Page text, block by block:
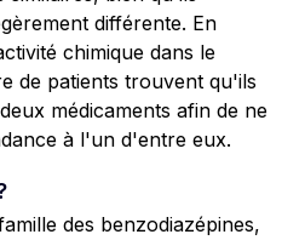
différente. En
chimique dans le
de patients trouvent qu'ils
médicaments afin de ne
à l'un d'entre eux.
des benzodiazépines,